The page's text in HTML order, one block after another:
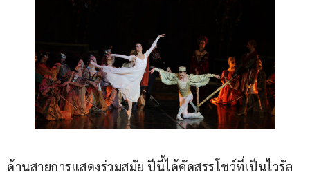
ด้านสายการแสดงร่วมสมัย ปีนี้ได้คัดสรรโชว์ที่เป็นไวรัล